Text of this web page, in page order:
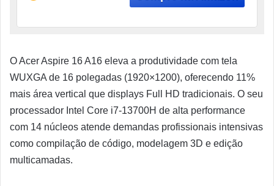
O Acer Aspire 16 A16 eleva a produtividade com tela
WUXGA de 16 polegadas (1920×1200), oferecendo 11%
mais área vertical que displays Full HD tradicionais. O seu
processador Intel Core i7-13700H de alta performance
com 14 núcleos atende demandas profissionais intensivas
como compilação de código, modelagem 3D e edição
multicamadas.